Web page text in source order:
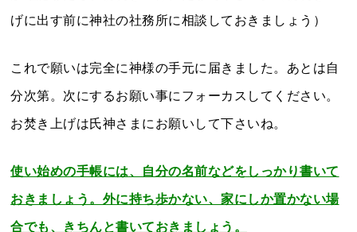
げに出す前に神社の社務所に相談しておきましょう）
これで願いは完全に神様の手元に届きました。あとは自
分次第。次にするお願い事にフォーカスしてください。
お焚き上げは氏神さまにお願いして下さいね。
使い始めの手帳には、自分の名前などをしっかり書いて
おきましょう。外に持ち歩かない、家にしか置かない場
合でも、きちんと書いておきましょう。